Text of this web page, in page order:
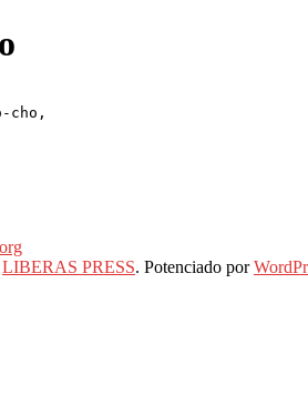
cho,
LIBERAS PRESS. Potenciado por